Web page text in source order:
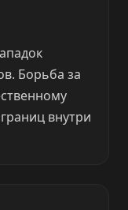
Борьба за
внутри